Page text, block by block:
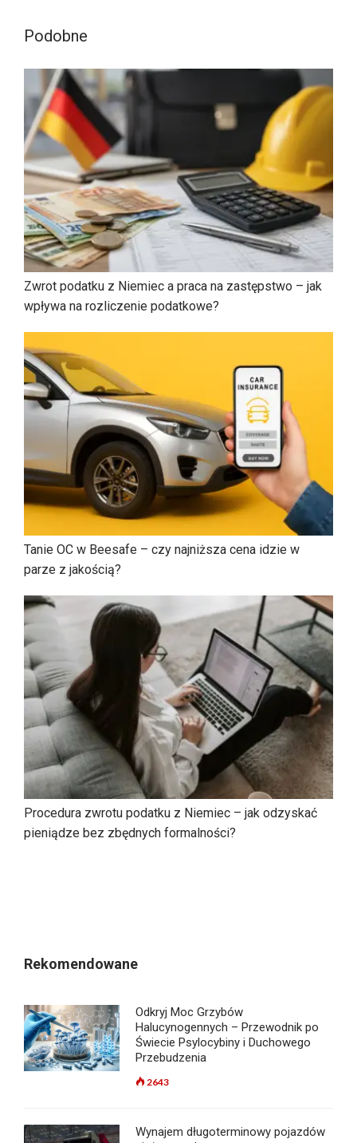
Podobne
Zwrot podatku z Niemiec a praca na zastępstwo – jak
wpływa na rozliczenie podatkowe?
Tanie OC w Beesafe – czy najniższa cena idzie w
parze z jakością?
Procedura zwrotu podatku z Niemiec – jak odzyskać
pieniądze bez zbędnych formalności?
Rekomendowane
Odkryj Moc Grzybów
Halucynogennych – Przewodnik po
Świecie Psylocybiny i Duchowego
Przebudzenia
2643
Wynajem długoterminowy pojazdów